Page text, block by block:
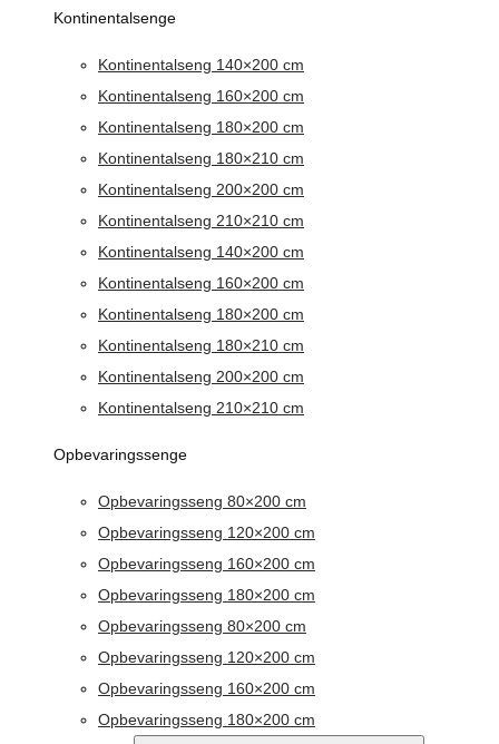
Kontinentalsenge
Kontinentalseng 140×200 cm
Kontinentalseng 160×200 cm
Kontinentalseng 180×200 cm
Kontinentalseng 180×210 cm
Kontinentalseng 200×200 cm
Kontinentalseng 210×210 cm
Kontinentalseng 140×200 cm
Kontinentalseng 160×200 cm
Kontinentalseng 180×200 cm
Kontinentalseng 180×210 cm
Kontinentalseng 200×200 cm
Kontinentalseng 210×210 cm
Opbevaringssenge
Opbevaringsseng 80×200 cm
Opbevaringsseng 120×200 cm
Opbevaringsseng 160×200 cm
Opbevaringsseng 180×200 cm
Opbevaringsseng 80×200 cm
Opbevaringsseng 120×200 cm
Opbevaringsseng 160×200 cm
Opbevaringsseng 180×200 cm